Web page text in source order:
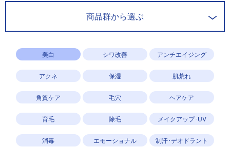
商品群から選ぶ
美白 シワ改善 アンチエイジング
アクネ 保湿 肌荒れ
角質ケア 毛穴 ヘアケア
育毛 除毛 メイクアップ･UV
消毒 エモーショナル 制汗･デオドラント